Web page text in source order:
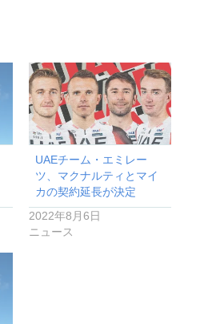
UAEチーム・エミレー
ツ、マクナルティとマイ
カの契約延長が決定
2022年8月6日
ニュース